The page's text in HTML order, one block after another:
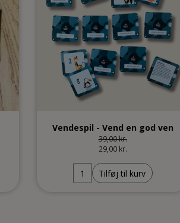
Vendespil - Vend en god ven
39,00 kr.
29,00 kr.
Tilføj til kurv